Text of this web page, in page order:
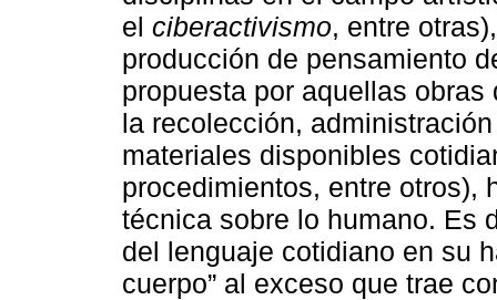
el ciberactivismo, entre
producción de pensamiento
propuesta por aquellas
la recolección,
materiales disponibles
procedimientos, entre otros),
técnica sobre lo humano. Es
del lenguaje cotidiano en su
cuerpo” al exceso que trae